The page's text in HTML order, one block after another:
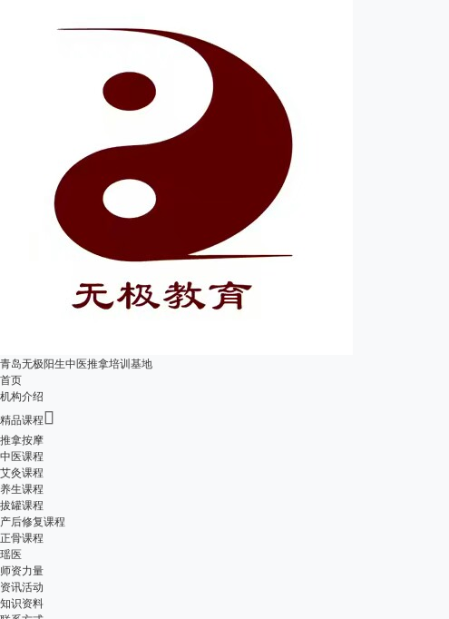
青岛无极阳生中医推拿培训基地
首页
机构介绍
精品课程
推拿按摩
中医课程
艾灸课程
养生课程
拔罐课程
产后修复课程
正骨课程
瑶医
师资力量
资讯活动
知识资料